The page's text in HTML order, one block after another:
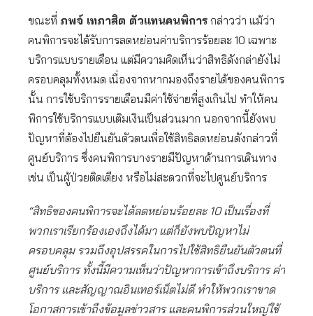
ขณะที่ ภพจ์ เทภาสิต ตัวแทนคนพิการ กล่าวว่า แม้ว่า
คนพิการจะได้รับการลดหย่อนค่าบริการร้อยละ 10 เฉพาะ
บริการแบบรายเดือน แต่มีความคิดเห็นว่าสิทธิดังกล่ายังไม่
ครอบคลุมทั้งหมด เนื่องจากหากมองถึงรายได้ของคนพิการ
นั้น การใช้บริการรายเดือนมีค่าใช้จ่ายที่สูงเกินไป ทำให้คน
พิการใช้บริการแบบเติมเงินเป็นส่วนมาก นอกจากนี้ยังพบ
ปัญหาที่ต้องไปยืนยันตัวตนเพื่อใช้สิทธิลดหย่อนดังกล่าวที่
ศูนย์บริการ ซึ่งคนพิการบางรายมีปัญหาด้านการเดินทาง
เช่น เป็นผู้ป่วยติดเตียง หรือไม่สะดวกที่จะไปศูนย์บริการ
“สิทธิของคนพิการจะได้ลดหย่อนร้อยละ 10 เป็นเรื่องที่
พวกเราเรียกร้องเองถึงได้มา แต่ก็ยังพบปัญหาไม่
ครอบคลุม รวมถึงอุปสรรคในการไปใช้สิทธิยืนยันตัวตนที่
ศูนย์บริการ ทั้งนี้มีความเห็นว่าปัญหาการเข้าถึงบริการ ค่า
บริการ และสัญญาณอินเทอร์เน็ตไม่ดี ทำให้พวกเราขาด
โอกาสการเข้าถึงข้อมูลข่าวสาร และคนพิการส่วนใหญ่ใช้